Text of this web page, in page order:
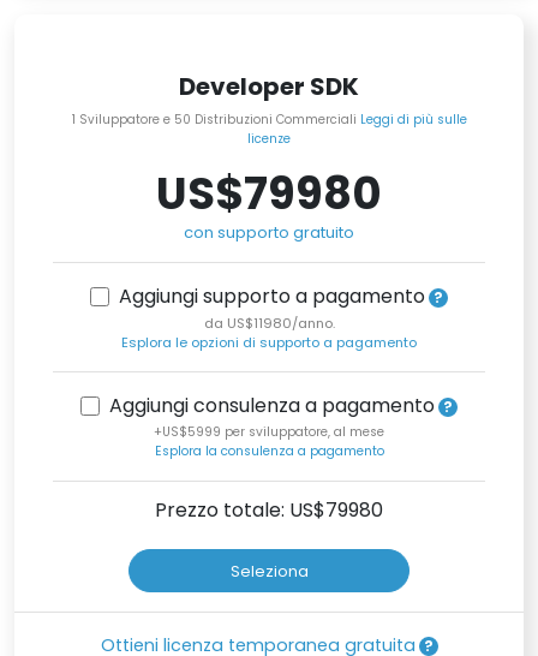
Developer SDK
1 Sviluppatore e 50 Distribuzioni Commerciali Leggi di più sulle
licenze
US$79980
con supporto gratuito
Aggiungi supporto a pagamento
da US$11980/anno.
Esplora le opzioni di supporto a pagamento
Aggiungi consulenza a pagamento
+US$5999 per sviluppatore, al mese
Esplora la consulenza a pagamento
Prezzo totale: US$79980
Seleziona
Ottieni licenza temporanea gratuita